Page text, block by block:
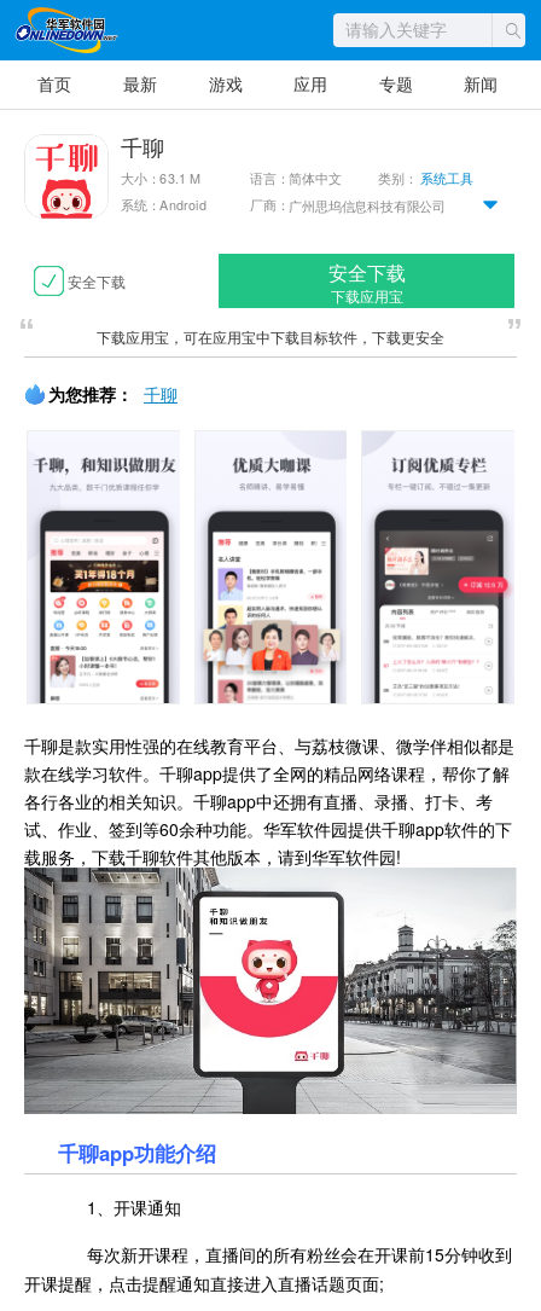
首页 最新 游戏 应用 专题 新闻
千聊
大小：63.1 M 语言：简体中文 类别： 系统工具
系统：Android
厂商： 广州思坞信息科技有限公司
安全下载 安全下载
下载应用宝
下载应用宝，可在应用宝中下载目标软件，下载更安全
为您推荐： 千聊
千聊是款实用性强的在线教育平台、与荔枝微课、微学伴相似都是
款在线学习软件。千聊app提供了全网的精品网络课程，帮你了解
各行各业的相关知识。千聊app中还拥有直播、录播、打卡、考
试、作业、签到等60余种功能。华军软件园提供千聊app软件的下
载服务，下载千聊软件其他版本，请到华军软件园!
千聊app功能介绍
1、开课通知
每次新开课程，直播间的所有粉丝会在开课前15分钟收到
开课提醒，点击提醒通知直接进入直播话题页面;